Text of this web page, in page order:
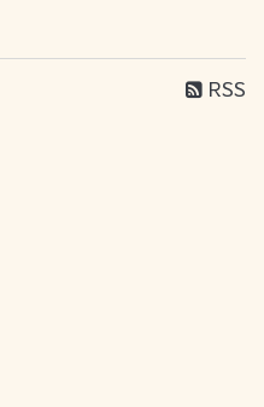
RSS